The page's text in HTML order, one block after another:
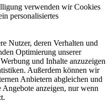
verwenden wir Cookies
personalisiertes
Nutzer, deren Verhalten und
Optimierung unserer
und Inhalte anzuzeigen
Außerdem können wir
Anbietern abgleichen und
anzeigen, nur wenn